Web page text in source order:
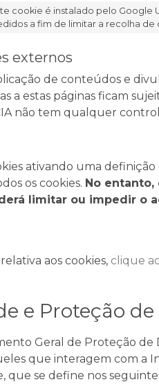
cookie é instalado pelo Google
a fim de limitar a recolha
externos
de conteúdos e
a estas páginas ficam
não tem qualquer
ativando uma
os cookies. No
limitar ou impedir o
aos cookies, clique
e Proteção de
Geral de Proteção de
que interagem com a
que se define nos